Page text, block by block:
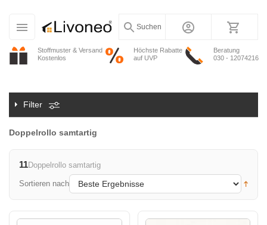
Stoffmuster & Versand
Kostenlos
Höchste Rabatte
auf UVP
Beratung
030 - 12074216
Suchen
Filter
Doppelrollo samtartig
11Doppelrollo samtartig
Sortieren nach